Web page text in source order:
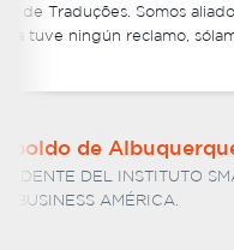
en recomendar sus
trabajar con
Dr.
SOCIO
ASSOCIADOS